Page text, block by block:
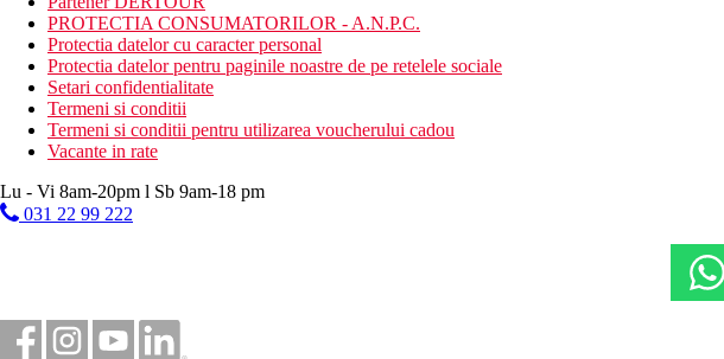
PROTECTIA CONSUMATORILOR - A.N.P.C.
Protectia datelor cu caracter personal
Protectia datelor pentru paginile noastre de pe retelele sociale
Setari confidentialitate
Termeni si conditii
Termeni si conditii pentru utilizarea voucherului cadou
Vacante in rate
Lu - Vi 8am-20pm l Sb 9am-18 pm
031 22 99 222